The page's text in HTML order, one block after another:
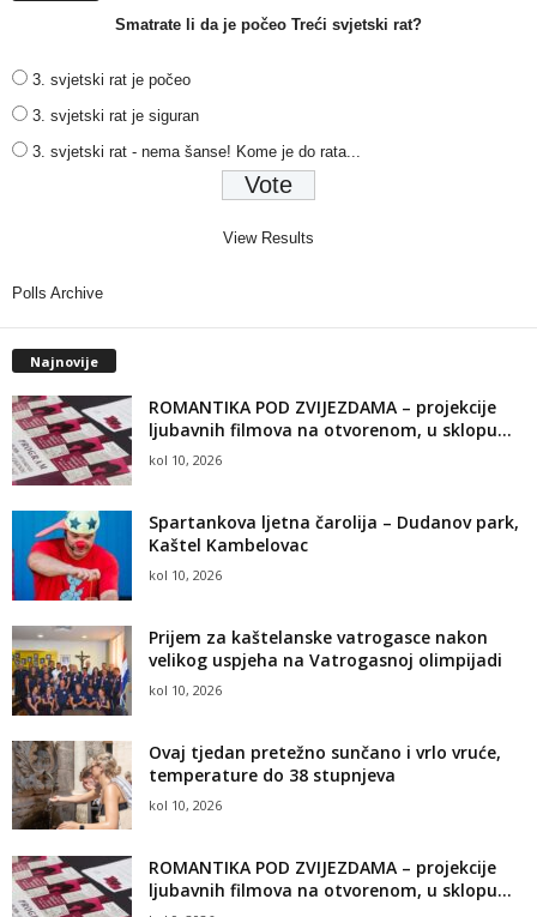
Smatrate li da je počeo Treći svjetski rat?
3. svjetski rat je počeo
3. svjetski rat je siguran
3. svjetski rat - nema šanse! Kome je do rata...
View Results
Polls Archive
Najnovije
ROMANTIKA POD ZVIJEZDAMA – projekcije
ljubavnih filmova na otvorenom, u sklopu...
kol 10, 2026
Spartankova ljetna čarolija – Dudanov park,
Kaštel Kambelovac
kol 10, 2026
Prijem za kaštelanske vatrogasce nakon
velikog uspjeha na Vatrogasnoj olimpijadi
kol 10, 2026
Ovaj tjedan pretežno sunčano i vrlo vruće,
temperature do 38 stupnjeva
kol 10, 2026
ROMANTIKA POD ZVIJEZDAMA – projekcije
ljubavnih filmova na otvorenom, u sklopu...